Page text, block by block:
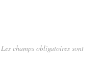
Les champs obligatoires sont